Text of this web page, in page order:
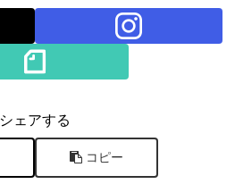
シェアする
コピー